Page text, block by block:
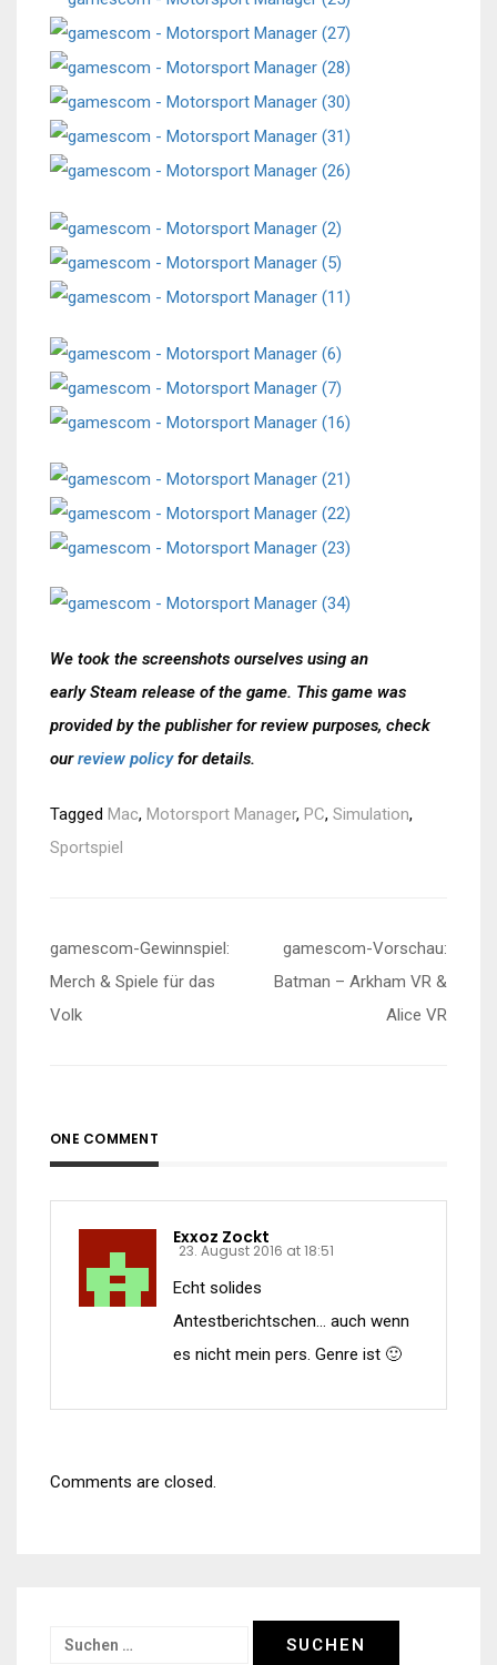
We took the screenshots ourselves using an
early Steam release of the game. This game was
provided by the publisher for review purposes, check
ourreview policyfor details.
Tagged Mac, Motorsport Manager, PC, Simulation,
Sportspiel
Beitragsnavigation
gamescom-Gewinnspiel:
Merch & Spiele für das
Volk
gamescom-Vorschau:
Batman – Arkham VR &
Alice VR
ONE COMMENT
Exxoz Zockt
23. August 2016 at 18:51
Echt solides
Antestberichtschen… auch wenn
es nicht mein pers. Genre ist 🙂
Comments are closed.
Suchen